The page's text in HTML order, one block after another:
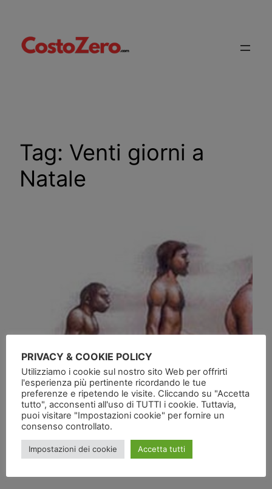
contenuto
Tag: Venti giorni a
Natale
PRIVACY & COOKIE POLICY
Utilizziamo i cookie sul nostro sito Web per offrirti
l'esperienza più pertinente ricordando le tue
preferenze e ripetendo le visite. Cliccando su "Accetta
tutto", acconsenti all'uso di TUTTI i cookie. Tuttavia,
puoi visitare "Impostazioni cookie" per fornire un
consenso controllato.
Impostazioni dei cookie Accetta tutti